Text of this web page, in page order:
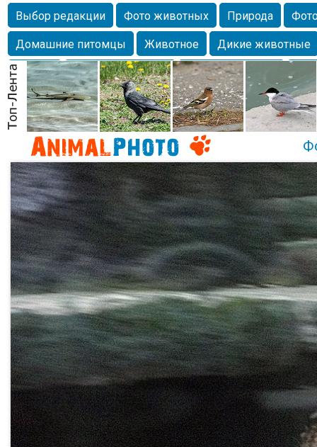
Выбор редакции Фото животных Природа
Домашние питомцы
Животное
Дикие животные
Собаки
Alexanderandronik Млекопитающие
Морда
Собачка Осень Портрет
Домашние
Насекомое
Коты Lebert Дикие птицы Утка